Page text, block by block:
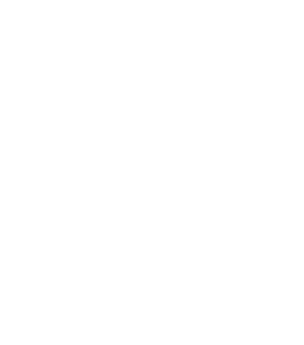
(Honeysuckle)
Extract Rhus Semialata
Prunus Persica (Peach)
Chlorella Minutissima